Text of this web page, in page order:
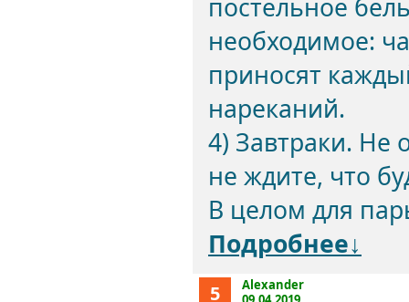
постельное
необходимое:
приносят
нареканий.
4) Завтраки. Не
не ждите, что
В целом для
Подробнее↓
5
Alexander